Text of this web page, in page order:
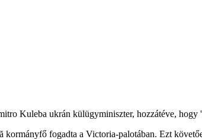
Kuleba ukrán külügyminiszter, hozzátéve,
fogadta a Victoria-palotában. Ezt